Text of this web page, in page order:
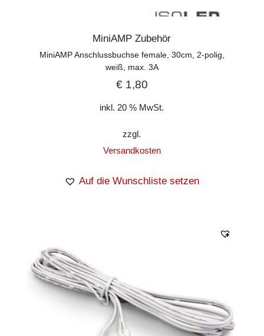
MiniAMP Zubehör
MiniAMP Anschlussbuchse female, 30cm, 2-polig,
weiß, max. 3A
€1,80
inkl. 20 % MwSt.
zzgl.
Versandkosten
Auf die Wunschliste setzen